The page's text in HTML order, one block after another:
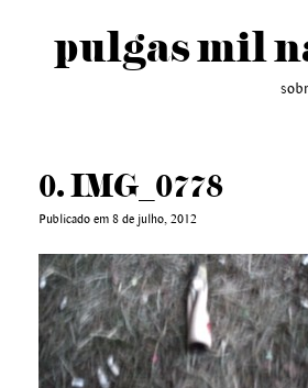
pulgas mil
0. IMG_0778
Publicado em 8 de julho, 2012